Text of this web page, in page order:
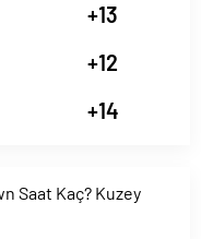
+13
+12
+14
Saat Kaç? Kuzey